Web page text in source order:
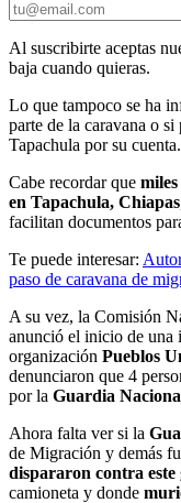
Al suscribirte aceptas
baja cuando quieras.
Lo que tampoco se ha
parte de la caravana o
Tapachula por su cuenta.
Cabe recordar que
en Tapachula, Chiapas
facilitan documentos
Te puede interesar:
paso de caravana de
A su vez, la Comisión
anunció el inicio de una
organización Pueblos
denunciaron que 4
por la Guardia
Ahora falta ver si la
de Migración y demás
dispararon contra
camioneta y donde